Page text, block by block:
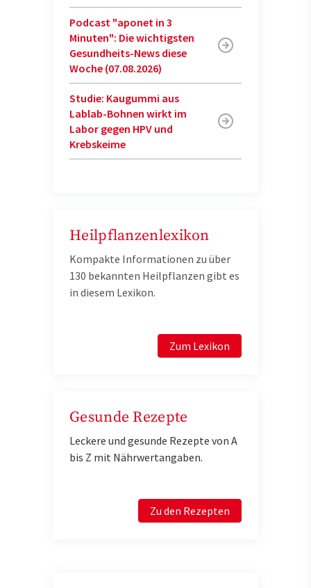
Podcast "aponet in 3
Minuten": Die wichtigsten
Gesundheits-News diese
Woche (07.08.2026)
Studie: Kaugummi aus
Lablab-Bohnen wirkt im
Labor gegen HPV und
Krebskeime
Heilpflanzenlexikon
Kompakte Informationen zu über
130 bekannten Heilpflanzen gibt es
in diesem Lexikon.
Zum Lexikon
Gesunde Rezepte
Leckere und gesunde Rezepte von A
bis Z mit Nährwertangaben.
Zu den Rezepten